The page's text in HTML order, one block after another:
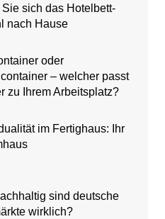
Sie sich das Hotelbett-
nach Hause
oder
– welcher passt
zu Ihrem Arbeitsplatz?
im Fertighaus: Ihr
sind deutsche
wirklich?